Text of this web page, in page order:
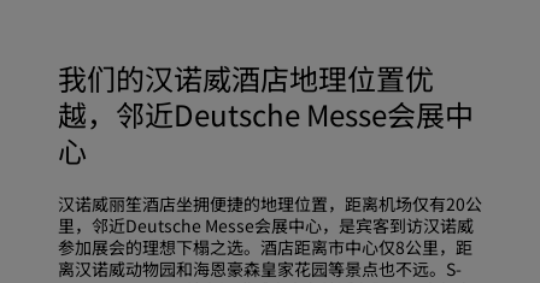
我们的汉诺威酒店地理位置优
越，邻近Deutsche Messe会展中
心
汉诺威丽笙酒店坐拥便捷的地理位置，距离机场仅有20公
里，邻近Deutsche Messe会展中心，是宾客到访汉诺威
参加展会的理想下榻之选。酒店距离市中心仅8公里，距
离汉诺威动物园和海恩豪森皇家花园等景点也不远。S-